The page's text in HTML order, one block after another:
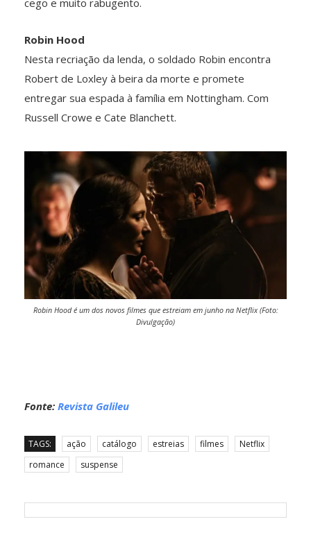
cego e muito rabugento.
Robin Hood
Nesta recriação da lenda, o soldado Robin encontra
Robert de Loxley à beira da morte e promete
entregar sua espada à família em Nottingham. Com
Russell Crowe e Cate Blanchett.
Robin Hood é um dos novos filmes que estreiam em junho na Netflix (Foto:
Divulgação)
Fonte: Revista Galileu
TAGS: ação catálogo estreias filmes
Netflix
romance
suspense